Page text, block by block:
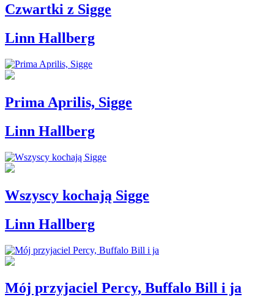
Czwartki z Sigge
Linn Hallberg
Prima Aprilis, Sigge
Linn Hallberg
Wszyscy kochają Sigge
Linn Hallberg
Mój przyjaciel Percy, Buffalo Bill i ja